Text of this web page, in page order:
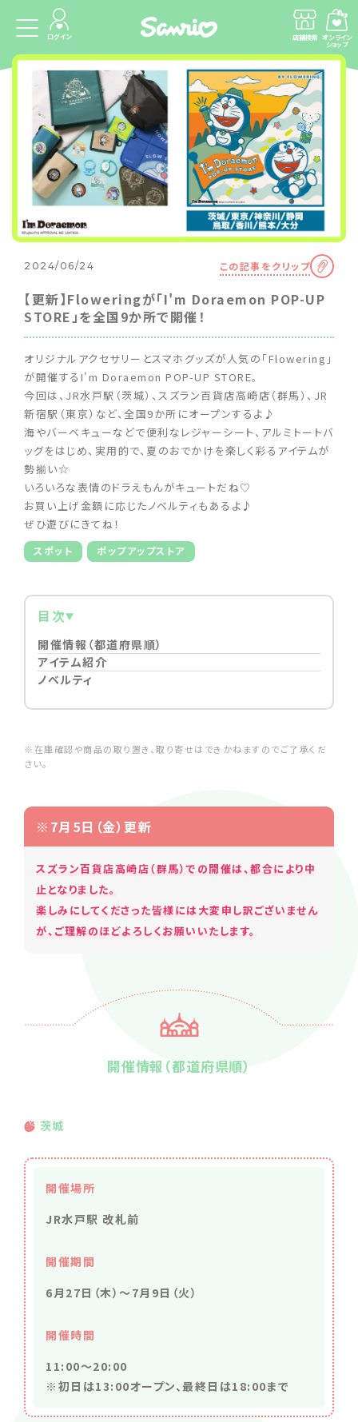
ログイン 店舗検索 オンライン
ショップ
2024/06/24 この記事をクリップ
【更新】Floweringが「I'm Doraemon POP-UP
STORE」を全国9か所で開催！
オリジナルアクセサリーとスマホグッズが人気の「Flowering」
が開催するI'm Doraemon POP-UP STORE。
今回は、JR水戸駅（茨城）、スズラン百貨店高崎店（群馬）、JR
新宿駅（東京）など、全国9か所にオープンするよ♪
海やバーベキューなどで便利なレジャーシート、アルミトートバ
ッグをはじめ、実用的で、夏のおでかけを楽しく彩るアイテムが
勢揃い☆
いろいろな表情のドラえもんがキュートだね♡
お買い上げ金額に応じたノベルティもあるよ♪
ぜひ遊びにきてね！
スポット ポップアップストア
目次
開催情報（都道府県順）
アイテム紹介
ノベルティ
※在庫確認や商品の取り置き、取り寄せはできかねますのでご了承くだ
さい。
※7月5日（金）更新
スズラン百貨店高崎店（群馬）での開催は、都合により中
止となりました。
楽しみにしてくださった皆様には大変申し訳ございません
が、ご理解のほどよろしくお願いいたします。
開催情報（都道府県順）
茨城
開催場所
JR水戸駅 改札前
開催期間
6月27日（木）～7月9日（火）
開催時間
11:00～20:00
※初日は13:00オープン、最終日は18:00まで